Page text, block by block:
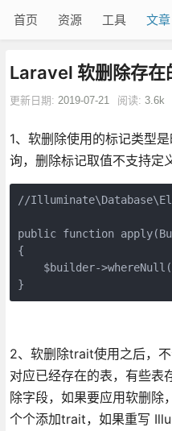
首页 资源 工具 文章
Laravel 软删除存在
更新日期: 2019-07-21 阅读: 3.6k
1、软删除使用的标记类型
询，删除标记取值不支持定
//
public function
{
$builder-
}
2、软删除trait使用之后，不
对应已经存在的表，有些表
除字段，如果要应用软删除
个个添加trait，如果重写